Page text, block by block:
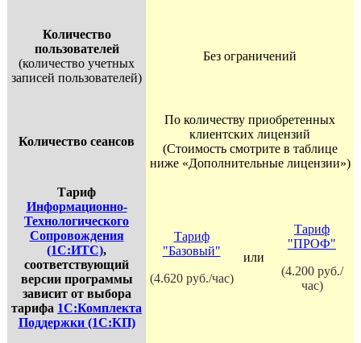
Количество
пользователей
(количество учетных
записей пользователей)
Без ограничений
Количество сеансов
По количеству приобретенных
клиентских лицензий
(Стоимость смотрите в таблице
ниже «Дополнительные лицензии»)
Тариф
Информационно-
Технологического
Сопровождения
(1С:ИТС),
соответствующий
версии программы
зависит от выбора
тарифа 1С:Комплекта
Поддержки (1С:КП)
Тариф
"Базовый"
(4.620 руб./час)
или
Тариф
"ПРОФ"
(4.200 руб./
час)